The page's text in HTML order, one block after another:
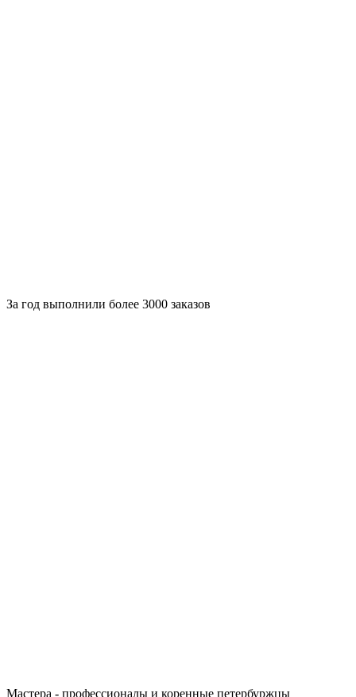
За год выполнили более 3000 заказов
Мастера - профессионалы и коренные петербуржцы